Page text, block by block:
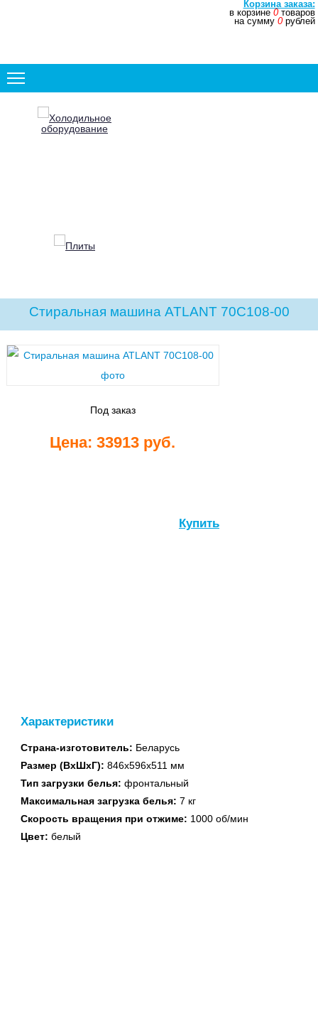
Корзина заказа:
в корзине 0товаров
на сумму 0рублей
Холодильное
оборудование
Плиты
Стиральные
поверхности
Стиральная машина ATLANT 70С108-00
Под заказ
Цена: 33913 руб.
Купить
Характеристики
Страна-изготовитель: Беларусь
Размер (ВхШхГ): 846x596x511 мм
Тип загрузки белья: фронтальный
Максимальная загрузка белья: 7 кг
Скорость вращения при отжиме: 1000 об/мин
Цвет: белый